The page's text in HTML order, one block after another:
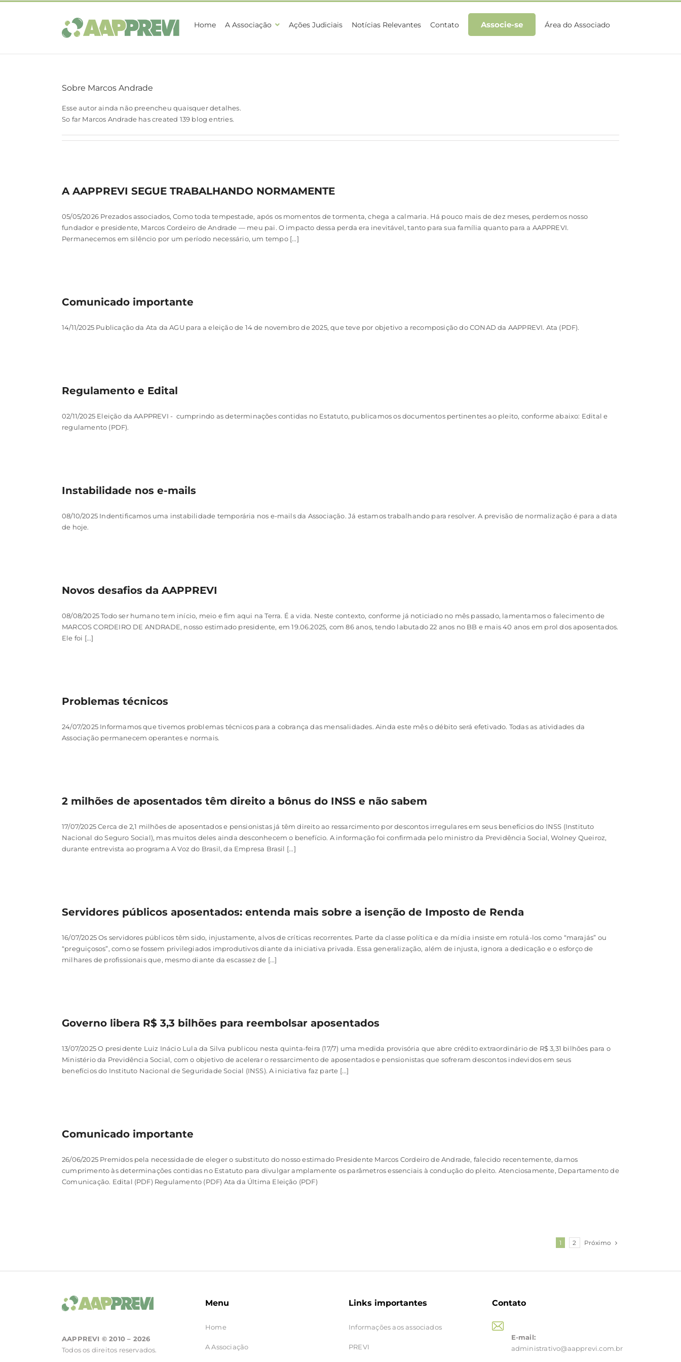
Home A Associação Ações Judiciais Notícias Relevantes Contato Associe-se Área do Associado
Sobre Marcos Andrade
Esse autor ainda não preencheu quaisquer detalhes.
So far Marcos Andrade has created 139 blog entries.
A AAPPREVI SEGUE TRABALHANDO NORMAMENTE
05/05/2026 Prezados associados, Como toda tempestade, após os momentos de tormenta, chega a calmaria. Há pouco mais de dez meses, perdemos nosso
fundador e presidente, Marcos Cordeiro de Andrade — meu pai. O impacto dessa perda era inevitável, tanto para sua família quanto para a AAPPREVI.
Permanecemos em silêncio por um período necessário, um tempo [...]
Comunicado importante
14/11/2025 Publicação da Ata da AGU para a eleição de 14 de novembro de 2025, que teve por objetivo a recomposição do CONAD da AAPPREVI. Ata (PDF).
Regulamento e Edital
02/11/2025 Eleição da AAPPREVI - cumprindo as determinações contidas no Estatuto, publicamos os documentos pertinentes ao pleito, conforme abaixo: Edital e
regulamento (PDF).
Instabilidade nos e-mails
08/10/2025 Indentificamos uma instabilidade temporária nos e-mails da Associação. Já estamos trabalhando para resolver. A previsão de normalização é para a data
de hoje.
Novos desafios da AAPPREVI
08/08/2025 Todo ser humano tem início, meio e fim aqui na Terra. É a vida. Neste contexto, conforme já noticiado no mês passado, lamentamos o falecimento de
MARCOS CORDEIRO DE ANDRADE, nosso estimado presidente, em 19.06.2025, com 86 anos, tendo labutado 22 anos no BB e mais 40 anos em prol dos aposentados.
Ele foi [...]
Problemas técnicos
24/07/2025 Informamos que tivemos problemas técnicos para a cobrança das mensalidades. Ainda este mês o débito será efetivado. Todas as atividades da
Associação permanecem operantes e normais.
2 milhões de aposentados têm direito a bônus do INSS e não sabem
17/07/2025 Cerca de 2,1 milhões de aposentados e pensionistas já têm direito ao ressarcimento por descontos irregulares em seus benefícios do INSS (Instituto
Nacional do Seguro Social), mas muitos deles ainda desconhecem o benefício. A informação foi confirmada pelo ministro da Previdência Social, Wolney Queiroz,
durante entrevista ao programa A Voz do Brasil, da Empresa Brasil [...]
Servidores públicos aposentados: entenda mais sobre a isenção de Imposto de Renda
16/07/2025 Os servidores públicos têm sido, injustamente, alvos de críticas recorrentes. Parte da classe política e da mídia insiste em rotulá-los como “marajás” ou
“preguiçosos”, como se fossem privilegiados improdutivos diante da iniciativa privada. Essa generalização, além de injusta, ignora a dedicação e o esforço de
milhares de profissionais que, mesmo diante da escassez de [...]
Governo libera R$ 3,3 bilhões para reembolsar aposentados
13/07/2025 O presidente Luiz Inácio Lula da Silva publicou nesta quinta-feira (17/7) uma medida provisória que abre crédito extraordinário de R$ 3,31 bilhões para o
Ministério da Previdência Social, com o objetivo de acelerar o ressarcimento de aposentados e pensionistas que sofreram descontos indevidos em seus
benefícios do Instituto Nacional de Seguridade Social (INSS). A iniciativa faz parte [...]
Comunicado importante
26/06/2025 Premidos pela necessidade de eleger o substituto do nosso estimado Presidente Marcos Cordeiro de Andrade, falecido recentemente, damos
cumprimento às determinações contidas no Estatuto para divulgar amplamente os parâmetros essenciais à condução do pleito. Atenciosamente, Departamento de
Comunicação. Edital (PDF) Regulamento (PDF) Ata da Última Eleição (PDF)
1 2 Próximo
AAPPREVI © 2010 – 2026
Todos os direitos reservados.
Menu
Home
A Associação
Links importantes
Informações aos associados
PREVI
Contato
E-mail:
administrativo@aapprevi.com.br